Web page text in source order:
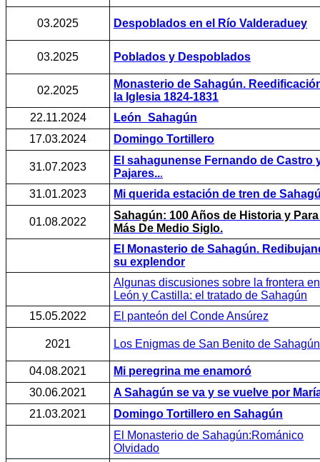
03.2025 Despoblados en el Río Valderaduey
03.2025 Poblados y Despoblados
02.2025
Monasterio de Sahagún.
la Iglesia 1824-1831
22.11.2024
León_Sahagún
17.03.2024
Domingo Tortillero
31.07.2023
El sahagunense Fernando de Castro
Pajares...
31.01.2023
Mi querida estación de tren de
01.08.2022
Sahagún: 100 Años de Historia y Para
Más De Medio Siglo.
El Monasterio de Sahagún.
su explendor
Algunas discusiones sobre la frontera
León y Castilla: el tratado de Sahagún
15.05.2022
El panteón del Conde Ansúrez
2021 Los Enigmas de San Benito de Sahagún
04.08.2021
Mi peregrina me enamoró
30.06.2021
A Sahagún se va y se vuelve por
21.03.2021
Domingo Tortillero en Sahagún
El Monasterio de Sahagún:Románico
Olvidado